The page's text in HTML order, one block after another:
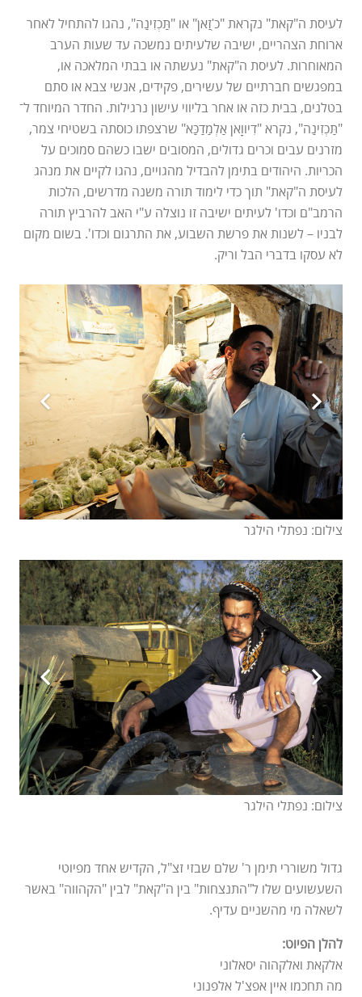
לעיסת ה"קאת" נקראת "כ'ׅזַאן" או "תַּכְזִינַה", נהגו להתחיל לאחר
ארוחת הצהריים, ישיבה שלעיתים נמשכה עד שעות הערב
המאוחרות. לעיסת ה"קאת" נעשתה או בבתי המלאכה או,
במפגשים חברתיים של עשירים, פקידים, אנשי צבא או סתם
בטלנים, בבית כזה או אחר בליווי עישון נרגילות. החדר המיוחד ל־
"תַּכְזִינַה", נקרא "דִיווׇאן אַלְמַדַכַּא" שרצפתו כוסתה בשטיחי צמר,
מזרנים עבים וכרים גדולים, המסובים ישבו כשהם סמוכים על
הכריות. היהודים בתימן להבדיל מהגויים, נהגו לקיים את מנהג
לעיסת ה"קאת" תוך כדי לימוד תורה משנה מדרשים, הלכות
הרמב"ם וכדו' לעיתים ישיבה זו נוצלה ע"י האב להרביץ תורה
לבניו – לשנות את פרשת השבוע, את התרגום וכדו'. בשום מקום
לא עסקו בדברי הבל וריק.
צילום: נפתלי הילגר
צילום: נפתלי הילגר
גדול משוררי תימן ר' שלם שבזי זצ"ל, הקדיש אחד מפיוטי
השעשועים שלו ל"התנצחות" בין ה"קאת" לבין "הקהווה" באשר
לשאלה מי מהשניים עדיף.
להלן הפיוט:
אלקאת ואלקהוה יסאלוני
מה תחכמו איין אפצ'ל אלפנוני